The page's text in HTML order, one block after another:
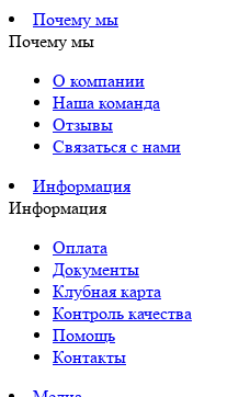
Почему мы
Почему мы
О компании
Наша команда
Отзывы
Связаться с нами
Информация
Информация
Оплата
Документы
Клубная карта
Контроль качества
Помощь
Контакты